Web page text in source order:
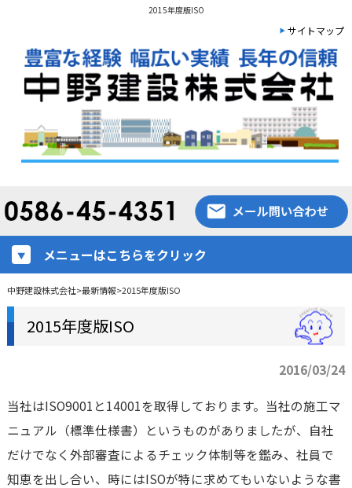
2015年度版ISO
サイトマップ
メニューはこちらをクリック
中野建設株式会社>最新情報>2015年度版ISO
2015年度版ISO
2016/03/24
当社はISO9001と14001を取得しております。当社の施工マ
ニュアル（標準仕様書）というものがありましたが、自社
だけでなく外部審査によるチェック体制等を鑑み、社員で
知恵を出し合い、時にはISOが特に求めてもいないような書